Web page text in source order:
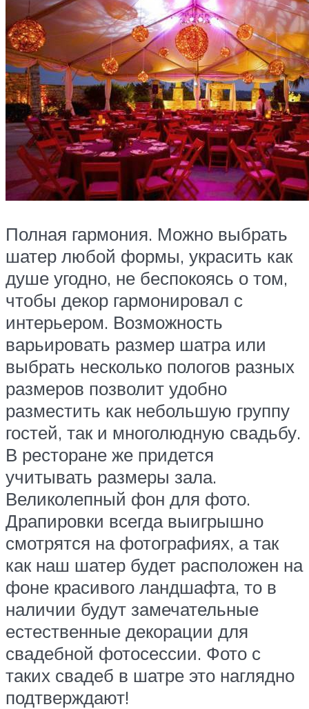
Полная гармония. Можно выбрать
шатер любой формы, украсить как
душе угодно, не беспокоясь о том,
чтобы декор гармонировал с
интерьером. Возможность
варьировать размер шатра или
выбрать несколько пологов разных
размеров позволит удобно
разместить как небольшую группу
гостей, так и многолюдную свадьбу.
В ресторане же придется
учитывать размеры зала.
Великолепный фон для фото.
Драпировки всегда выигрышно
смотрятся на фотографиях, а так
как наш шатер будет расположен на
фоне красивого ландшафта, то в
наличии будут замечательные
естественные декорации для
свадебной фотосессии. Фото с
таких свадеб в шатре это наглядно
подтверждают!